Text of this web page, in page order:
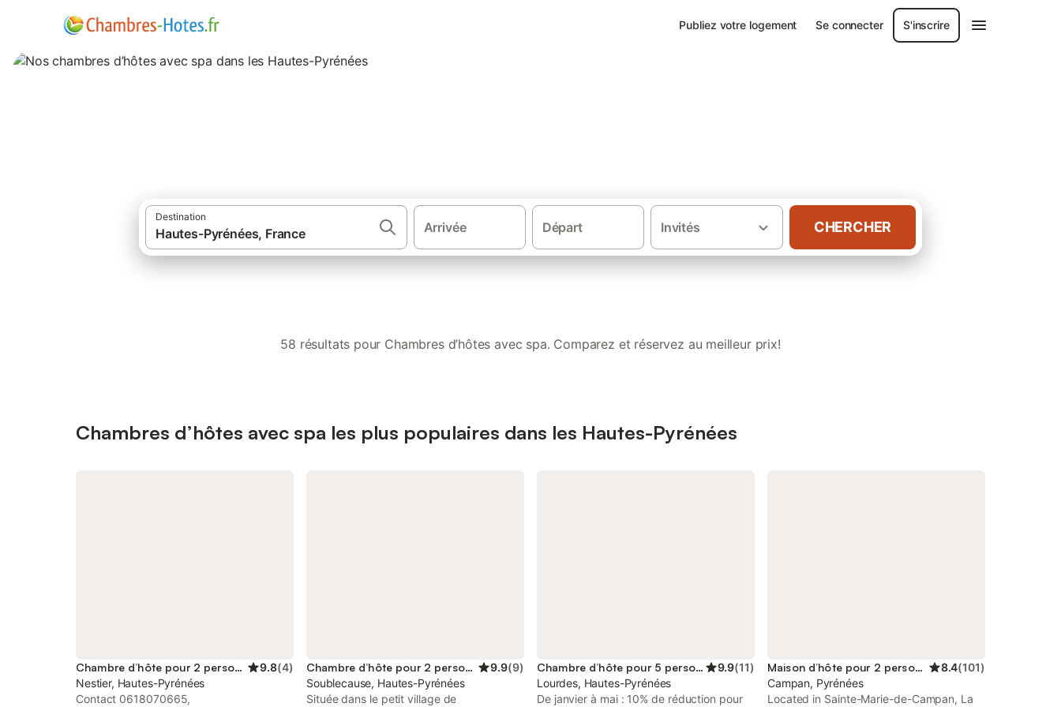
Publiez votre logement Se connecter S'inscrire
Destination
Arrivée Départ Invités CHERCHER
58 résultats pour Chambres d’hôtes avec spa. Comparez et réservez au meilleur prix!
Chambres d’hôtes avec spa les plus populaires dans les Hautes-Pyrénées
Chambre d’hôte pour 2 personnes 9.8(4)
Nestier, Hautes-Pyrénées
Contact 0618070665,
Chambre d’hôte pour 2 personnes 9.9(9)
Soublecause, Hautes-Pyrénées
Située dans le petit village de
Chambre d’hôte pour 5 personnes 9.9(11)
Lourdes, Hautes-Pyrénées
De janvier à mai : 10% de réduction pour
Maison d’hôte pour 2 personnes 8.4(101)
Campan, Pyrénées
Located in Sainte-Marie-de-Campan, La